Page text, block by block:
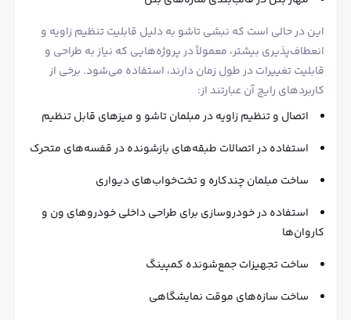
این در حالی است که نبشی تاشو به دلیل قابلیت تنظیم زاویه و
انعطاف‌پذیری بیشتر، معمولاً در پروژه‌هایی که نیاز به طراحی و
قابلیت تغییرات در طول زمان دارند، استفاده می‌شود. برخی از
کاربردهای رایج آن عبارتند از:
اتصال و تنظیم زاویه در مبلمان تاشو و میزهای قابل تنظیم
استفاده در اتصالات طبقه‌های بازشونده در قفسه‌های متحرک
ساخت مبلمان چندکاره و تخت‌خواب‌های دیواری
استفاده در خودروسازی برای طراحی داخلی خودروهای ون و
کاروان‌ها
ساخت تجهیزات جمع‌شونده کمپینگ
ساخت سازه‌های موقت نمایشگاهی